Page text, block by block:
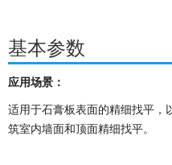
基本参数
应用场景：
适用于石膏板表面的精细找平，
筑室内墙面和顶面精细找平。